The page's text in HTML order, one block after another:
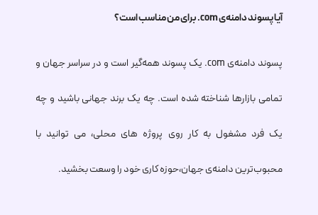
آیا پسوند دامنه‌ی.comبرای من مناسب است؟
پسوند دامنه‌ی .com یک پسوند همه‌گیر است و در سراسر جهان و
تمامی بازارها شناخته شده است. چه یک برند جهانی باشید و چه
یک فرد مشغول به کار روی پروژه‌ های محلی، می توانید با
محبوب‌ترین دامنه‌ی جهان،حوزه کاری خود را وسعت بخشید.